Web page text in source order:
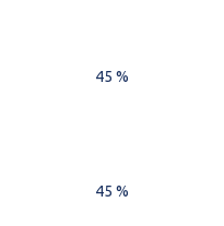
45 %
45 %